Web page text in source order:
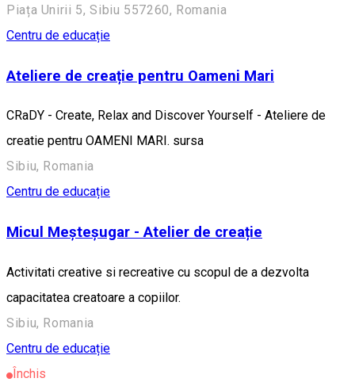
Piața Unirii 5, Sibiu 557260, Romania
Centru de educație
Ateliere de creație pentru Oameni Mari
CRaDY - Create, Relax and Discover Yourself - Ateliere de
creatie pentru OAMENI MARI. sursa
Sibiu, Romania
Centru de educație
Micul Meșteșugar - Atelier de creație
Activitati creative si recreative cu scopul de a dezvolta
capacitatea creatoare a copiilor.
Sibiu, Romania
Centru de educație
Închis